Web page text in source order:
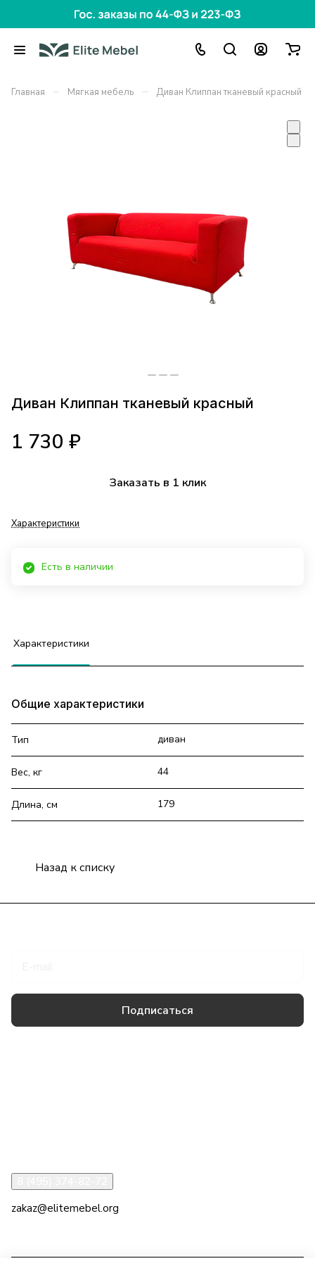
Главная – Мягкая мебель – Диван Клиппан тканевый красный
Диван Клиппан тканевый красный
1 730 ₽
Заказать в 1 клик
Характеристики
Есть в наличии
Характеристики
Общие характеристики
Тип диван
Вес, кг 44
Длина, см 179
Назад к списку
Подписаться
zakaz@elitemebel.org